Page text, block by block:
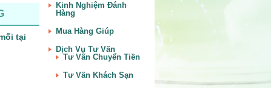
tại
Kinh Nghiệm Đánh
Hàng
Mua Hàng Giúp
Dịch Vụ Tư Vấn
Tư Vấn Chuyển Tiền
Tư Vấn Khách Sạn